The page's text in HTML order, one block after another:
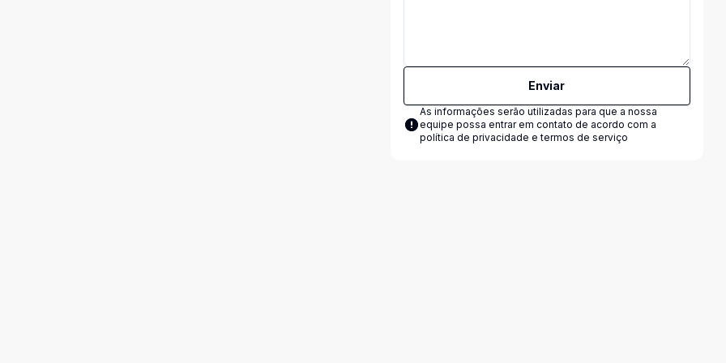
Enviar
As informações serão utilizadas para que a nossa
equipe possa entrar em contato de acordo com a
política de privacidade e termos de serviço